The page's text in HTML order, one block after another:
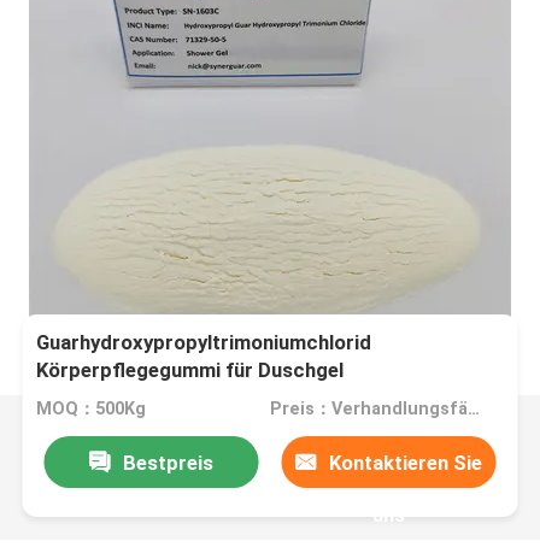
Guarhydroxypropyltrimoniumchlorid
Körperpflegegummi für Duschgel
MOQ：500Kg Preis：Verhandlungsfähig
Bestpreis Kontaktieren Sie
uns